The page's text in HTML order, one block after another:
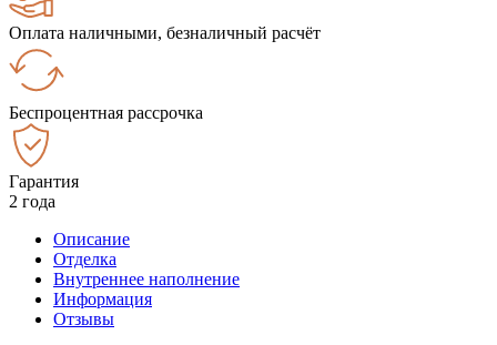
Оплата наличными, безналичный расчёт
Беспроцентная рассрочка
Гарантия
2 года
Описание
Отделка
Внутреннее наполнение
Информация
Отзывы